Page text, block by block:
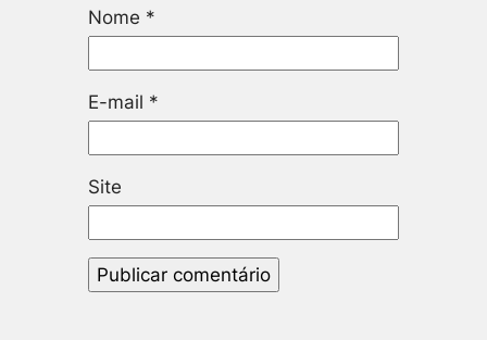
Nome *
E-mail *
Site